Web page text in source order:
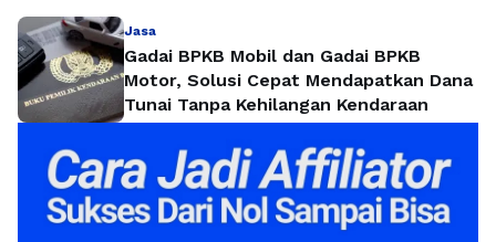
Jasa
Gadai BPKB Mobil dan Gadai BPKB
Motor, Solusi Cepat Mendapatkan Dana
Tunai Tanpa Kehilangan Kendaraan